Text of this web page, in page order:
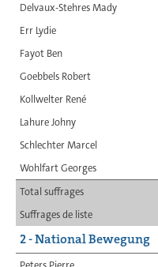
Delvaux-Stehres Mady
Err Lydie
Fayot Ben
Goebbels Robert
Kollwelter René
Lahure Johny
Schlechter Marcel
Wohlfart Georges
Total suffrages
Suffrages de liste
2 - National Bewegung